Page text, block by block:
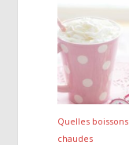
Quelles boissons
chaudes